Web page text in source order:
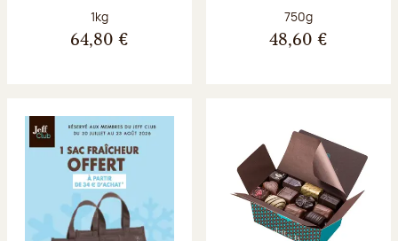
Poids net :
1kg
64,80 €
Poids net :
750g
48,60 €